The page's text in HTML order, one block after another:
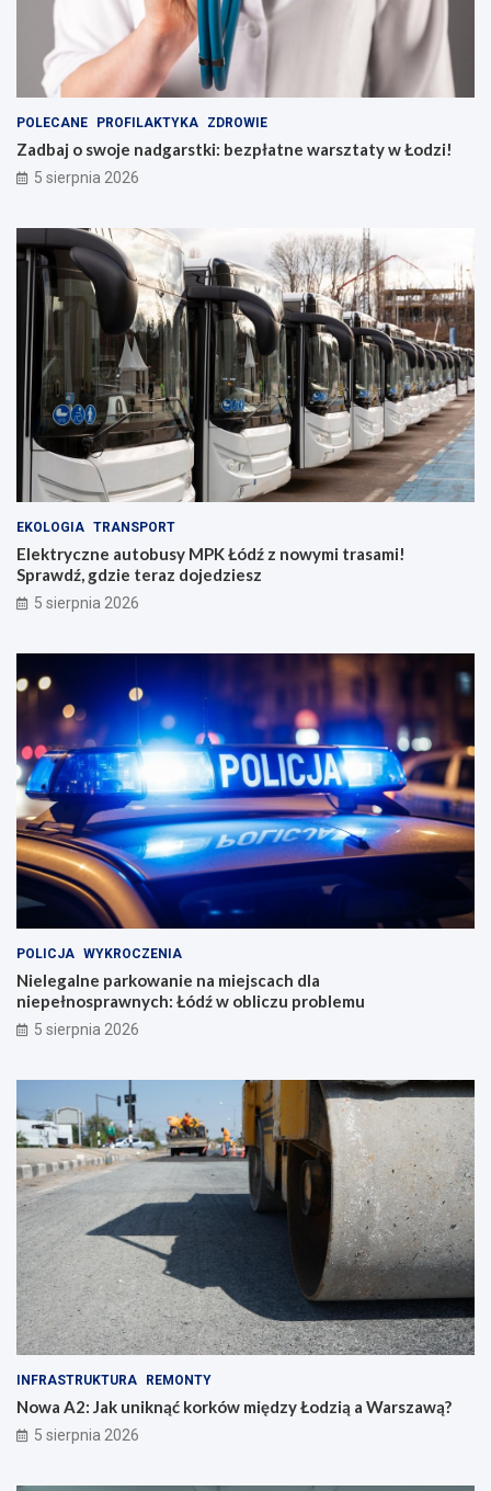
POLECANE PROFILAKTYKA ZDROWIE
Zadbaj o swoje nadgarstki: bezpłatne warsztaty w Łodzi!
5 sierpnia 2026
EKOLOGIA TRANSPORT
Elektryczne autobusy MPK Łódź z nowymi trasami!
Sprawdź, gdzie teraz dojedziesz
5 sierpnia 2026
POLICJA WYKROCZENIA
Nielegalne parkowanie na miejscach dla
niepełnosprawnych: Łódź w obliczu problemu
5 sierpnia 2026
INFRASTRUKTURA REMONTY
Nowa A2: Jak uniknąć korków między Łodzią a Warszawą?
5 sierpnia 2026